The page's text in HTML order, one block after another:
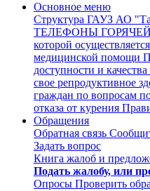
Основное меню
Структура ГАУЗ АО
ТЕЛЕФОНЫ
которой
медицинской помощи
доступности и
свое репродуктивное
граждан по вопросам
отказа от курения
Обращения
Обратная связь
Задать вопрос
Книга жалоб и
Подать жалобу, или
Опросы Проверить